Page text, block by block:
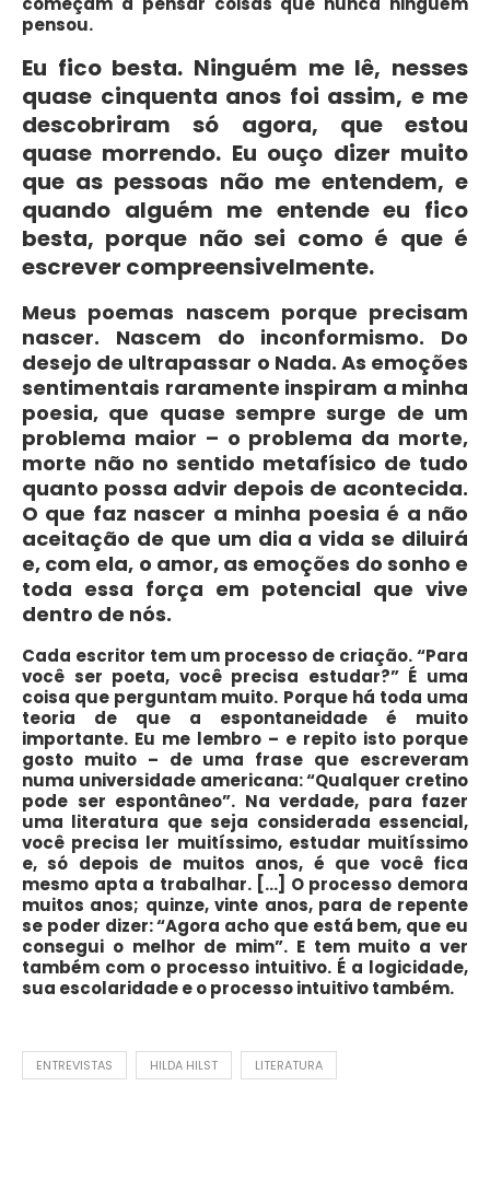
pensou.
Eu fico besta. Ninguém me lê, nesses
quase cinquenta anos foi assim, e me
descobriram só agora, que estou
quase morrendo. Eu ouço dizer muito
que as pessoas não me entendem, e
quando alguém me entende eu fico
besta, porque não sei como é que é
escrever compreensivelmente.
Meus poemas nascem porque precisam
nascer. Nascem do inconformismo. Do
desejo de ultrapassar o Nada. As emoções
sentimentais raramente inspiram a minha
poesia, que quase sempre surge de um
problema maior – o problema da morte,
morte não no sentido metafísico de tudo
quanto possa advir depois de acontecida.
O que faz nascer a minha poesia é a não
aceitação de que um dia a vida se diluirá
e, com ela, o amor, as emoções do sonho e
toda essa força em potencial que vive
dentro de nós.
Cada escritor tem um processo de criação. “Para
você ser poeta, você precisa estudar?” É uma
coisa que perguntam muito. Porque há toda uma
teoria de que a espontaneidade é muito
importante. Eu me lembro – e repito isto porque
gosto muito – de uma frase que escreveram
numa universidade americana: “Qualquer cretino
pode ser espontâneo”. Na verdade, para fazer
uma literatura que seja considerada essencial,
você precisa ler muitíssimo, estudar muitíssimo
e, só depois de muitos anos, é que você fica
mesmo apta a trabalhar. […] O processo demora
muitos anos; quinze, vinte anos, para de repente
se poder dizer: “Agora acho que está bem, que eu
consegui o melhor de mim”. E tem muito a ver
também com o processo intuitivo. É a logicidade,
sua escolaridade e o processo intuitivo também.
ENTREVISTAS HILDA HILST LITERATURA